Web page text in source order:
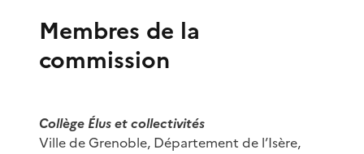
Membres de la
commission
Collège Élus et collectivités
Ville de Grenoble, Département de l’Isère,